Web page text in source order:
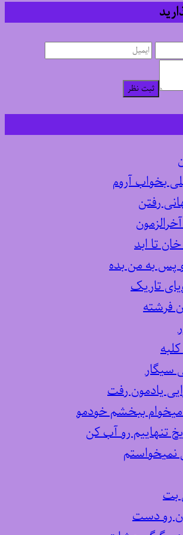
ثبت نظر
بخواب آروم
رفتن
تا ابد
پس به من بده
تاریک
فرشته
سیگار
یادمون رفت
میخوام ببخشم خودمو
تنهاییم رو آب کن
بت
رو دست